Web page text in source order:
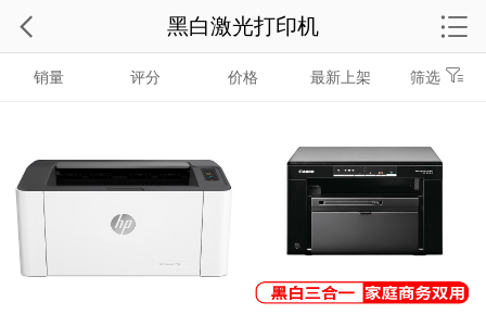
销量 评分 价格 最新上架 筛选
黑白激光打印机